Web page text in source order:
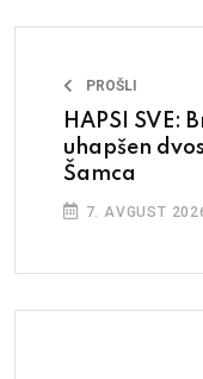
PROŠLI
HAPSI SVE:
uhapšen
Šamca
7. AVGUST